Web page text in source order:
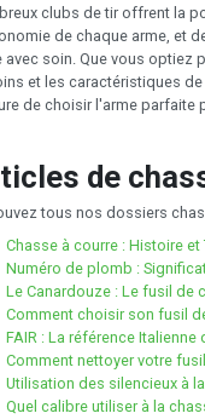
clubs de tir offrent la
de chaque arme, et
avec soin. Que vous optiez
et les caractéristiques
de choisir l'arme parfaite
de
tous nos dossiers
Chasse à courre : Histoire
Numéro de plomb :
Le Canardouze : Le fusil de
Comment choisir son fusil
FAIR : La référence
Comment nettoyer votre
Utilisation des silencieux à
Quel calibre utiliser à la